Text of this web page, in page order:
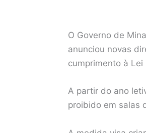
O Governo de
anunciou novas
cumprimento à Lei
A partir do ano
proibido em salas